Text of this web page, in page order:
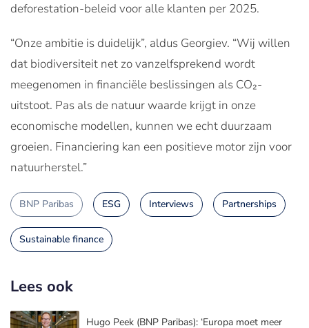
deforestation-beleid voor alle klanten per 2025.
“Onze ambitie is duidelijk”, aldus Georgiev. “Wij willen
dat biodiversiteit net zo vanzelfsprekend wordt
meegenomen in financiële beslissingen als CO₂-
uitstoot. Pas als de natuur waarde krijgt in onze
economische modellen, kunnen we echt duurzaam
groeien. Financiering kan een positieve motor zijn voor
natuurherstel.”
BNP Paribas ESG Interviews Partnerships
Sustainable finance
Lees ook
Hugo Peek (BNP Paribas): ‘Europa moet meer